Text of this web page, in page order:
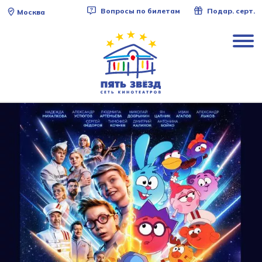
Москва Вопросы по билетам Подар. серт.